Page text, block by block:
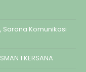
Sarana Komunikasi
1 KERSANA